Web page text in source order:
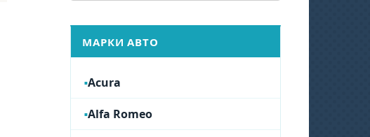
МАРКИ АВТО
Acura
Alfa Romeo